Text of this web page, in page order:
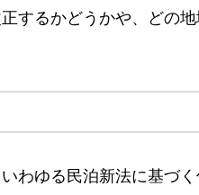
するかどうかや、どの
わゆる民泊新法に基づ